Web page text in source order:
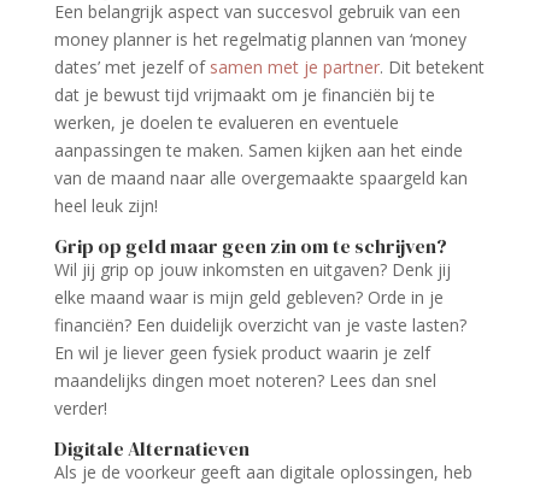
Een belangrijk aspect van succesvol gebruik van een
money planner is het regelmatig plannen van ‘money
dates’ met jezelf of samen met je partner. Dit betekent
dat je bewust tijd vrijmaakt om je financiën bij te
werken, je doelen te evalueren en eventuele
aanpassingen te maken. Samen kijken aan het einde
van de maand naar alle overgemaakte spaargeld kan
heel leuk zijn!
Grip op geld maar geen zin om te schrijven?
Wil jij grip op jouw inkomsten en uitgaven? Denk jij
elke maand waar is mijn geld gebleven? Orde in je
financiën? Een duidelijk overzicht van je vaste lasten?
En wil je liever geen fysiek product waarin je zelf
maandelijks dingen moet noteren? Lees dan snel
verder!
Digitale Alternatieven
Als je de voorkeur geeft aan digitale oplossingen, heb